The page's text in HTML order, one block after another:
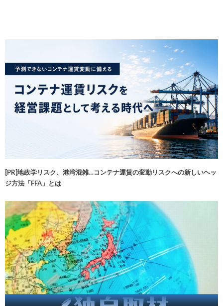
[PR]地政学リスク、港湾混雑…コンテナ運賃の変動リスクへの新しいヘッ
ジ方法「FFA」とは